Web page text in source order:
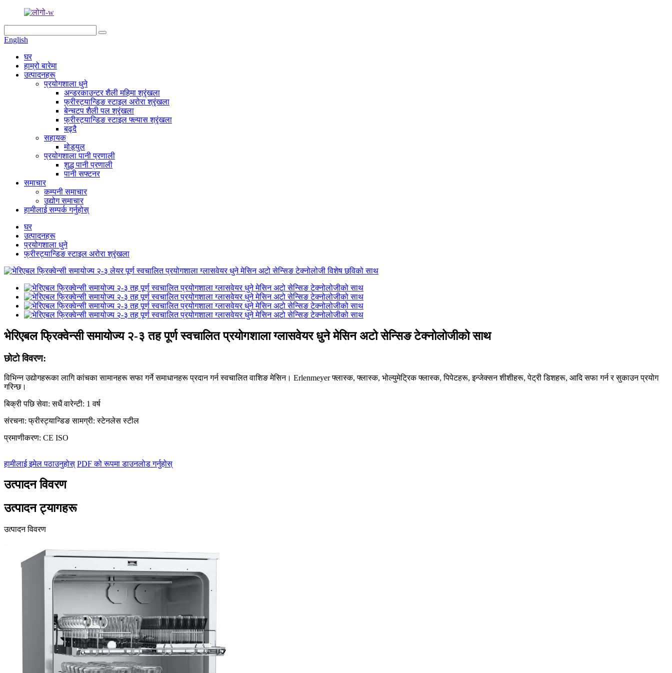
English
घर
हाम्रो बारेमा
उत्पादनहरू
प्रयोगशाला धुने
अन्डरकाउन्टर शैली महिमा श्रृंखला
फ्रीस्ट्यान्डिङ स्टाइल अरोरा श्रृंखला
बेन्चटप शैली पल श्रृंखला
फ्रीस्ट्यान्डिङ स्टाइल फ्ल्यास श्रृंखला
बढ्दै
सहायक
मोड्युल
प्रयोगशाला पानी प्रणाली
शुद्ध पानी प्रणाली
पानी सफ्टनर
समाचार
कम्पनी समाचार
उद्योग समाचार
हामीलाई सम्पर्क गर्नुहोस्
घर
उत्पादनहरू
प्रयोगशाला धुने
फ्रीस्ट्यान्डिङ स्टाइल अरोरा श्रृंखला
भेरिएबल फ्रिक्वेन्सी समायोज्य २-३ तह पूर्ण स्वचालित प्रयोगशाला ग्लासवेयर धुने मेसिन अटो सेन्सिङ टेक्नोलोजीको साथ
छोटो विवरण:
विभिन्न उद्योगहरूका लागि कांचका सामानहरू सफा गर्ने समाधानहरू प्रदान गर्न स्वचालित वाशिङ मेसिन। Erlenmeyer फ्लास्क, फ्लास्क, भोल्युमेट्रिक फ्लास्क, पिपेटहरू, इन्जेक्सन शीशीहरू, पेट्री डिशहरू, आदि सफा गर्न र सुकाउन प्रयोग
गरिन्छ।
बिक्री पछि सेवा: सधैं वारेन्टी: 1 वर्ष
संरचना: फ्रीस्ट्यान्डिङ सामग्री: स्टेनलेस स्टील
प्रमाणीकरण: CE ISO
हामीलाई इमेल पठाउनुहोस् PDF को रूपमा डाउनलोड गर्नुहोस्
उत्पादन विवरण
उत्पादन ट्यागहरू
उत्पादन विवरण